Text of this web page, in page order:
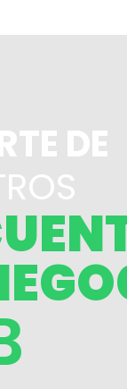
DE